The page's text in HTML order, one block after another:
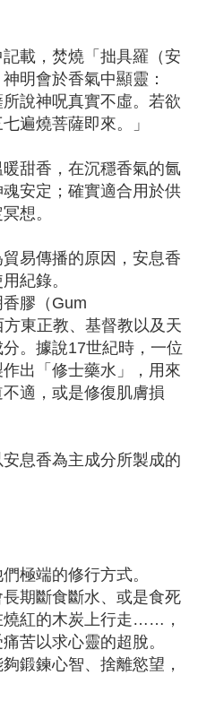
載，焚燒「拙具羅（安
明會於香氣中顯靈：
所說神呪真實不虛。若欲
遍燒菩薩即來。」
甜香，在沉穩香氣的氤
安定；確實適合用於供
想。
易傳播的原因，安息香
紀錄。
膠（Gum
東正教、基督教以及天
。據說17世紀時，一位
出「修士藥水」，用來
適，或是修復肌膚損
息香為主成分所製成的
極端的修行方式。
期斷食斷水、或是食死
燒紅的木炭上行走……，
苦以求心靈的超脫。
鍛鍊心智、捨離慾望，